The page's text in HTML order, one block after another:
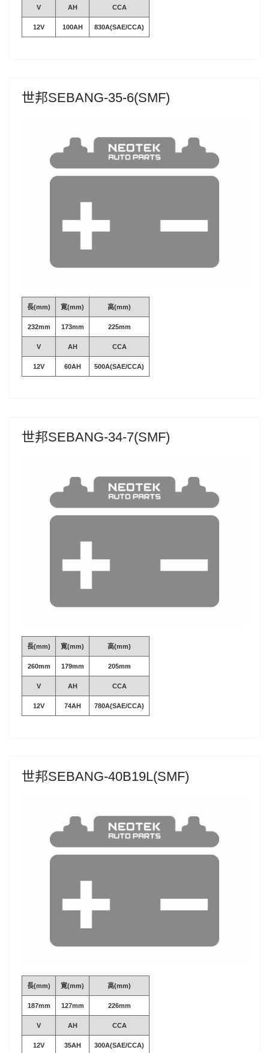
V AH CCA
12V 100AH 830A(SAE/CCA)
世邦SEBANG-35-6(SMF)
長(mm) 寛(mm) 高(mm)
232mm 173mm 225mm
V AH CCA
12V 60AH 500A(SAE/CCA)
世邦SEBANG-34-7(SMF)
長(mm) 寛(mm) 高(mm)
260mm 179mm 205mm
V AH CCA
12V 74AH 780A(SAE/CCA)
世邦SEBANG-40B19L(SMF)
長(mm) 寛(mm) 高(mm)
187mm 127mm 226mm
V AH CCA
12V 35AH 300A(SAE/CCA)